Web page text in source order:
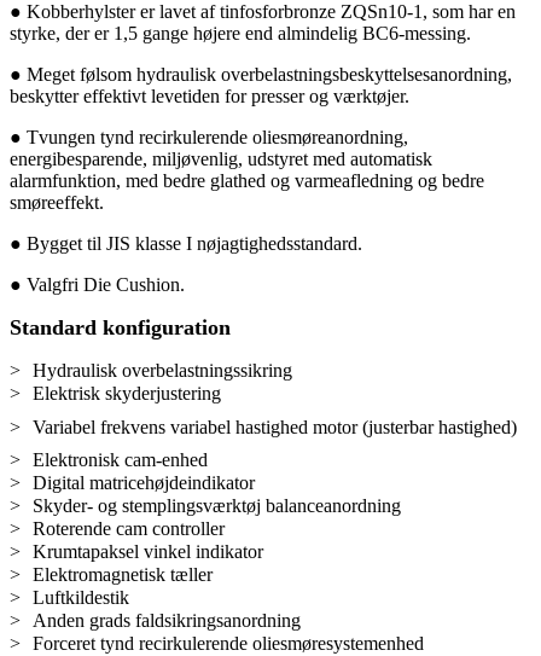
● Kobberhylster er lavet af tinfosforbronze ZQSn10-1, som har en
styrke, der er 1,5 gange højere end almindelig BC6-messing.
● Meget følsom hydraulisk overbelastningsbeskyttelsesanordning,
beskytter effektivt levetiden for presser og værktøjer.
● Tvungen tynd recirkulerende oliesmøreanordning,
energibesparende, miljøvenlig, udstyret med automatisk
alarmfunktion, med bedre glathed og varmeafledning og bedre
smøreeffekt.
● Bygget til JIS klasse I nøjagtighedsstandard.
● Valgfri Die Cushion.
Standard konfiguration
> Hydraulisk overbelastningssikring
> Elektrisk skyderjustering
> Variabel frekvens variabel hastighed motor (justerbar hastighed)
> Elektronisk cam-enhed
> Digital matricehøjdeindikator
>
Skyder- og stemplingsværktøj balanceanordning
> Roterende cam controller
> Krumtapaksel vinkel indikator
> Elektromagnetisk tæller
> Luftkildestik
> Anden grads faldsikringsanordning
> Forceret tynd recirkulerende oliesmøresystemenhed